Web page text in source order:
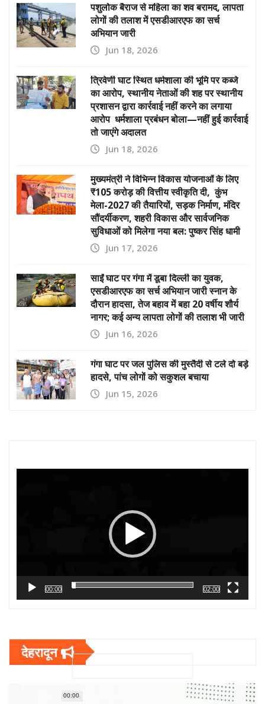
पशुलोक बैराज से महिला का शव बरामद, लापता
लोगों की तलाश में एसडीआरएफ का सर्च
अभियान जारी
Jun 18, 2026
त्रिवेणी घाट स्थित धर्मशाला की भूमि पर कब्जे
का आरोप, स्थानीय नेताओं की शह पर स्थानीय
प्रशासन द्वारा कार्रवाई नहीं करने का लगाया
आरोप धर्मशाला प्रबंधन बोला—नहीं हुई कार्रवाई
तो जाएंगे अदालत
Jun 18, 2026
मुख्यमंत्री ने विभिन्न विकास योजनाओं के लिए
₹105 करोड़ की वित्तीय स्वीकृति दी, कुंभ
मेला-2027 की तैयारियों, सड़क निर्माण, मंदिर
सौंदर्यीकरण, शहरी विकास और सार्वजनिक
सुविधाओं को मिलेगा नया बल: पुष्कर सिंह धामी
Jun 17, 2026
साईं घाट पर गंगा में डूबा दिल्ली का युवक,
एसडीआरएफ का सर्च अभियान जारी स्नान के
दौरान हादसा, तेज बहाव में बहा 20 वर्षीय शौर्य
नागर; कई अन्य लापता लोगों की तलाश भी जारी
Jun 16, 2026
गंगा घाट पर जल पुलिस की मुस्तैदी से टले दो बड़े
हादसे, पांच लोगों को सकुशल बचाया
Jun 15, 2026
00:00
00:00
02:00
देहरादून